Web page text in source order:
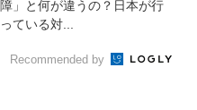
障」と何が違うの？日本が行
っている対...
Recommended by